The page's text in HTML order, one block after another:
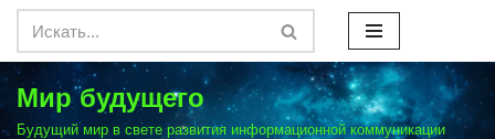
Перейти
к
содержимому
Мир будущего
Будущий мир в свете развития информационной коммуникации